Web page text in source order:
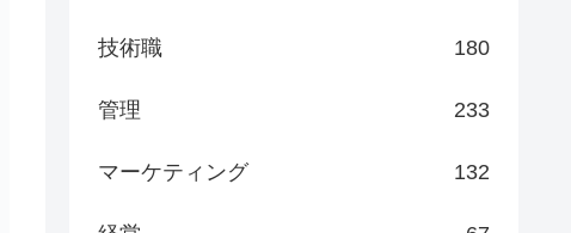
技術職 180
管理 233
マーケティング 132